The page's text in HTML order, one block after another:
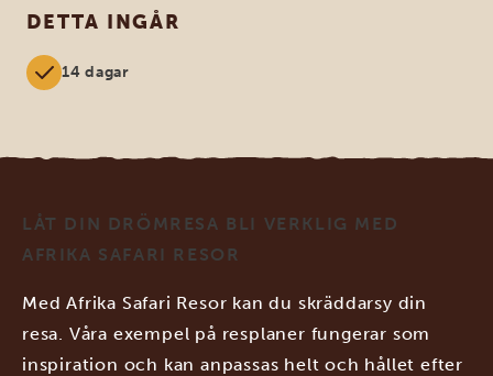
DETTA INGÅR
14 dagar
LÅT DIN DRÖMRESA BLI VERKLIG MED
AFRIKA SAFARI RESOR
Med Afrika Safari Resor kan du skräddarsy din
resa. Våra exempel på resplaner fungerar som
inspiration och kan anpassas helt och hållet efter